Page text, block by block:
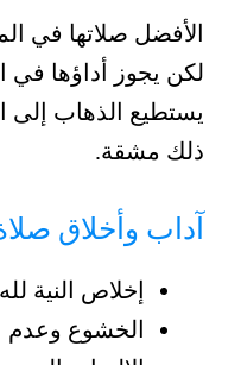
الأفضل صلاتها في
لكن يجوز أداؤها في
يستطيع الذهاب
ذلك مشقة.
آداب وأخلاق
إخلاص النية
الخشوع وعدم